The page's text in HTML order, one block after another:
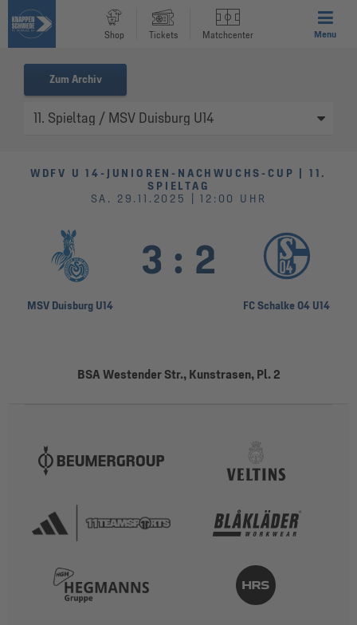
Shop Tickets Matchcenter Menu
Zum Archiv
WDFV U 14-JUNIOREN-NACHWUCHS-CUP | 11.
SPIELTAG
SA. 29.11.2025 | 12:00 UHR
MSV Duisburg U14
3 : 2
FC Schalke 04 U14
BSA Westender Str., Kunstrasen, Pl. 2